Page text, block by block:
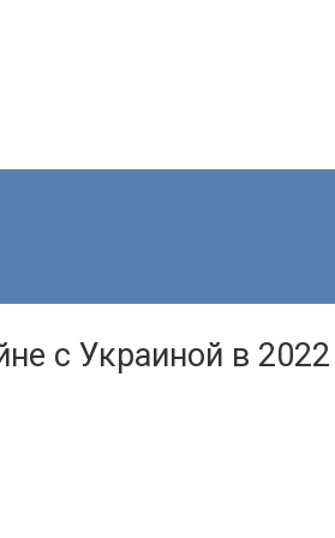
с Украиной в 2022